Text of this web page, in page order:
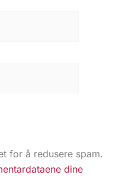
for å redusere spam.
dine